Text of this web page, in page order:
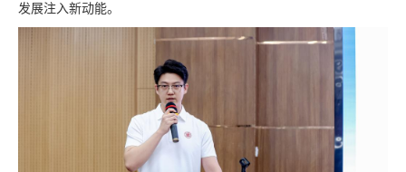
发展注入新动能。